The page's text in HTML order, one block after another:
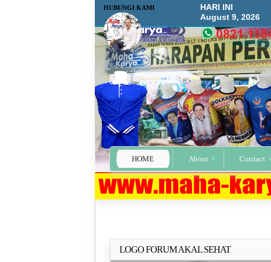
HOME About Contact
HUBUNGI KAMI
HARI INI
August 9, 2026
LOGO FORUM AKAL SEHATSelengkapnya..